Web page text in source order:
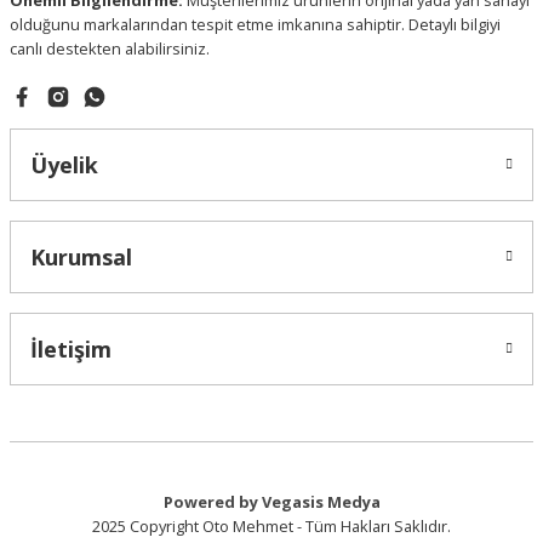
olduğunu markalarından tespit etme imkanına sahiptir. Detaylı bilgiyi
canlı destekten alabilirsiniz.
Üyelik
Kurumsal
İletişim
Powered by Vegasis Medya
2025 Copyright Oto Mehmet - Tüm Hakları Saklıdır.